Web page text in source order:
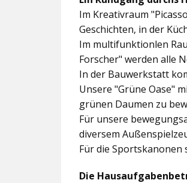
Im Kreativraum
Geschichten, in der
Im multifunktionlen
Forscher" werden alle
In der Bauwerkstatt
Unsere "Grüne Oase"
grünen Daumen zu
Für unsere
diversem
Für die Sportskanonen
Die